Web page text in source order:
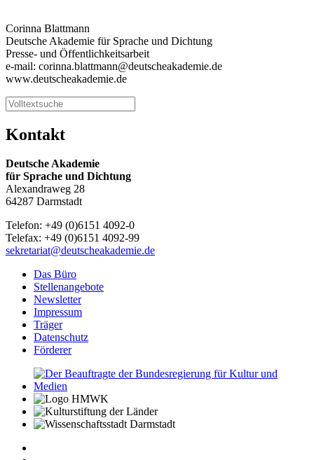
Corinna Blattmann
Deutsche Akademie für Sprache und Dichtung
Presse- und Öffentlichkeitsarbeit
e-mail: corinna.blattmann@deutscheakademie.de
www.deutscheakademie.de
Kontakt
Deutsche Akademie
für Sprache und Dichtung
Alexandraweg 28
64287 Darmstadt
Telefon: +49 (0)6151 4092-0
Telefax: +49 (0)6151 4092-99
sekretariat@deutscheakademie.de
Das Büro
Stellenangebote
Newsletter
Impressum
Träger
Datenschutz
Förderer